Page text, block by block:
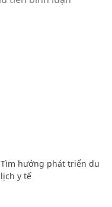
Tìm hướng phát triển du
lịch y tế